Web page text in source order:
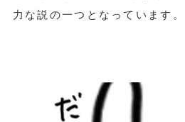
力な説の一つとなっています。